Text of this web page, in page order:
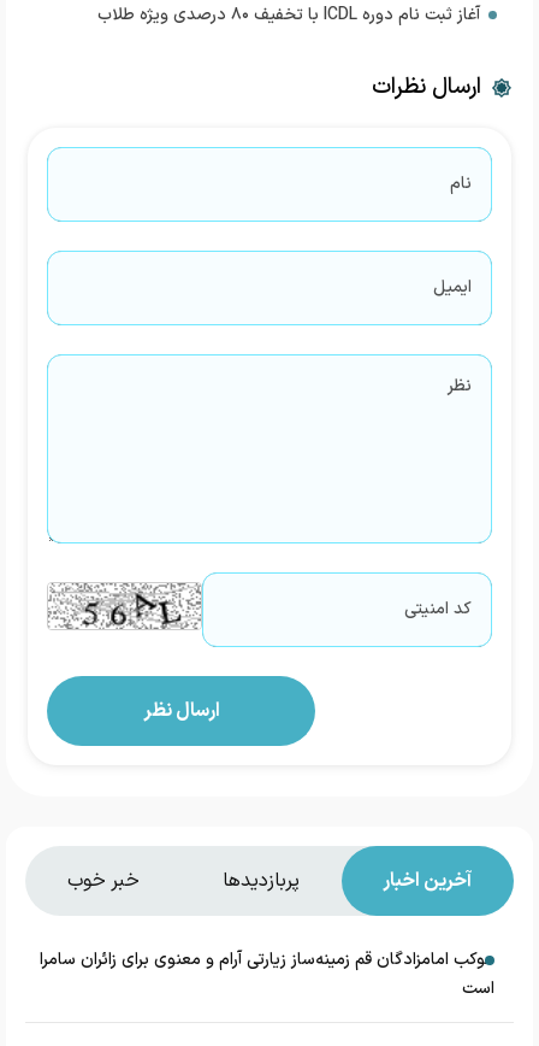
آغاز ثبت نام دوره ICDL با تخفیف ۸۰ درصدی ویژه طلاب
ارسال نظرات
آخرین اخبار پربازدیدها خبر خوب
موکب امامزادگان قم زمینه‌ساز زیارتی آرام و معنوی برای زائران سامرا
است